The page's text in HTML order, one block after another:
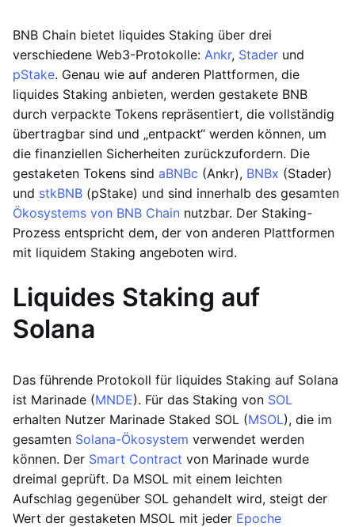
BNB Chain bietet liquides Staking über drei
verschiedene Web3-Protokolle: Ankr, Stader und
pStake. Genau wie auf anderen Plattformen, die
liquides Staking anbieten, werden gestakete BNB
durch verpackte Tokens repräsentiert, die vollständig
übertragbar sind und „entpackt“ werden können, um
die finanziellen Sicherheiten zurückzufordern. Die
gestaketen Tokens sind aBNBc (Ankr), BNBx (Stader)
und stkBNB (pStake) und sind innerhalb des gesamten
Ökosystems von BNB Chain nutzbar. Der Staking-
Prozess entspricht dem, der von anderen Plattformen
mit liquidem Staking angeboten wird.
Liquides Staking auf
Solana
Das führende Protokoll für liquides Staking auf Solana
ist Marinade (MNDE). Für das Staking von SOL
erhalten Nutzer Marinade Staked SOL (MSOL), die im
gesamten Solana-Ökosystem verwendet werden
können. Der Smart Contract von Marinade wurde
dreimal geprüft. Da MSOL mit einem leichten
Aufschlag gegenüber SOL gehandelt wird, steigt der
Wert der gestaketen MSOL mit jeder Epoche